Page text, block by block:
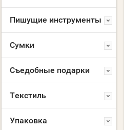
Пишущие инструменты
Сумки
Съедобные подарки
Текстиль
Упаковка
МАСКА МНОГОРАЗОВАЯ
ЛОГОТИПА
Склад Москва:10000 шт.